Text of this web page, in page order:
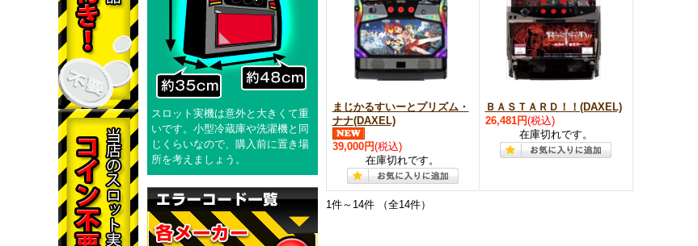
スロット実機は意外と大きくて重
いです。小型冷蔵庫や洗濯機と同
じくらいなので、購入前に置き場
所を考えましょう。
まじかるすいーとプリズム・
ナナ(DAXEL)
39,000円(税込)
在庫切れです。
ＢＡＳＴＡＲＤ！！(DAXEL)
26,481円(税込)
在庫切れです。
1件～14件 （全14件）